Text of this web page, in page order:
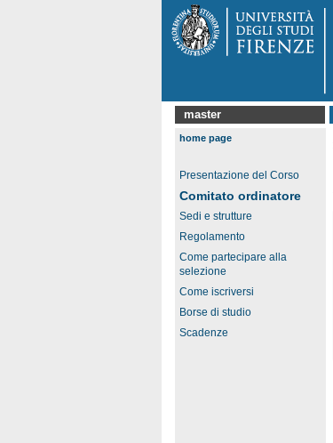
master
home page
Presentazione del Corso
Comitato ordinatore
Sedi e strutture
Regolamento
Come partecipare alla
selezione
Come iscriversi
Borse di studio
Scadenze